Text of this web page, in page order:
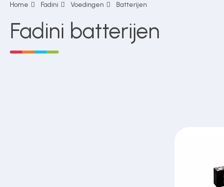
Deurbeslag
Home Fadini Voedingen Batterijen
Fadini batterijen